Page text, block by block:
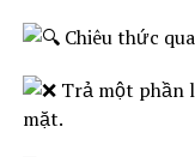
Chiêu thức
Trả một phần
mặt.